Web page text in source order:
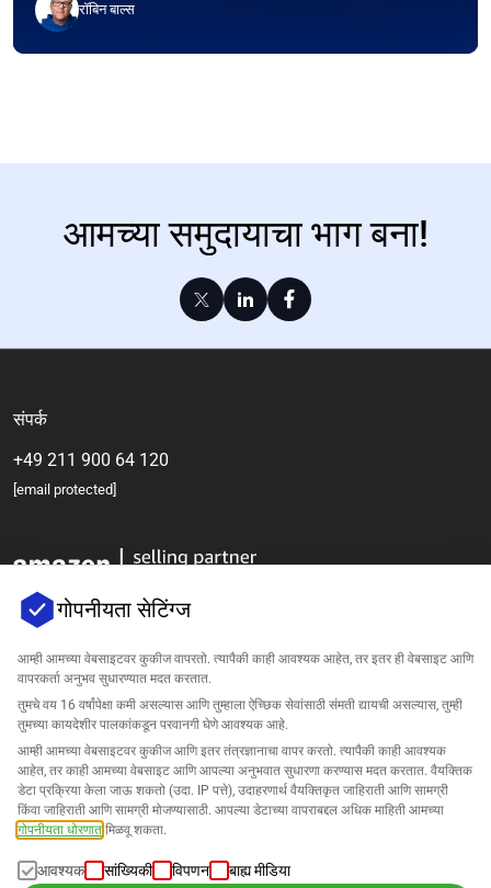
रॉबिन बाल्स
आमच्या समुदायाचा भाग बना!
संपर्क
+49 211 900 64 120
[email protected]
कंपनी
समर्थन
Amazon साठी उपाय
मराठी
गोपनीयता सेटिंग्ज
आम्ही आमच्या वेबसाइटवर कुकीज वापरतो. त्यापैकी काही आवश्यक आहेत, तर इतर ही वेबसाइट आणि
वापरकर्ता अनुभव सुधारण्यात मदत करतात.
तुमचे वय 16 वर्षांपेक्षा कमी असल्यास आणि तुम्हाला ऐच्छिक सेवांसाठी संमती द्यायची असल्यास, तुम्ही
तुमच्या कायदेशीर पालकांकडून परवानगी घेणे आवश्यक आहे.
आम्ही आमच्या वेबसाइटवर कुकीज आणि इतर तंत्रज्ञानाचा वापर करतो. त्यापैकी काही आवश्यक
आहेत, तर काही आमच्या वेबसाइट आणि आपल्या अनुभवात सुधारणा करण्यास मदत करतात. वैयक्तिक
डेटा प्रक्रिया केला जाऊ शकतो (उदा. IP पत्ते), उदाहरणार्थ वैयक्तिकृत जाहिराती आणि सामग्री
किंवा जाहिराती आणि सामग्री मोजण्यासाठी. आपल्या डेटाच्या वापराबद्दल अधिक माहिती आमच्या
गोपनीयता धोरणात मिळवू शकता.
आवश्यक सांख्यिकी विपणन बाह्य मीडिया